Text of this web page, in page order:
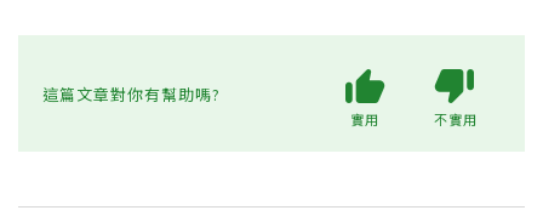
這篇文章對你有幫助嗎?
實用 不實用